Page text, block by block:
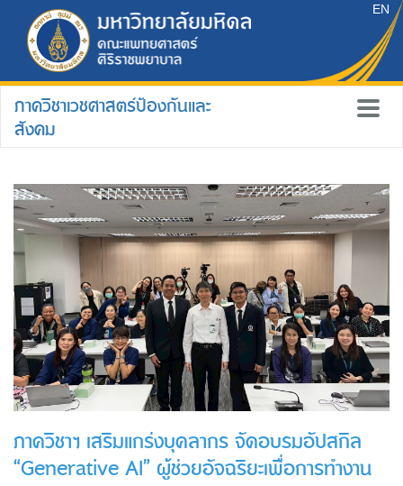
EN
ภาควิชาเวชศาสตร์ป้องกันและ
สังคม
ภาควิชาฯ เสริมแกร่งบุคลากร จัดอบรมอัปสกิล
“Generative AI” ผู้ช่วยอัจฉริยะเพื่อการทำงาน